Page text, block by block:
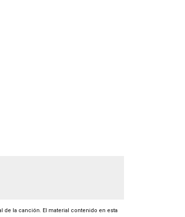
de la canción. El material contenido en esta